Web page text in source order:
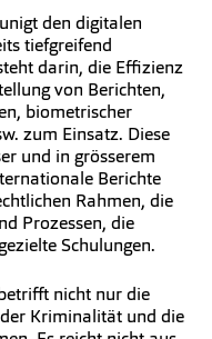
den digitalen
tiefgreifend
darin, die Effizienz
von Berichten,
biometrischer
zum Einsatz. Diese
und in grösserem
Berichte
Rahmen, die
Prozessen, die
Schulungen.
nicht nur die
Kriminalität und die